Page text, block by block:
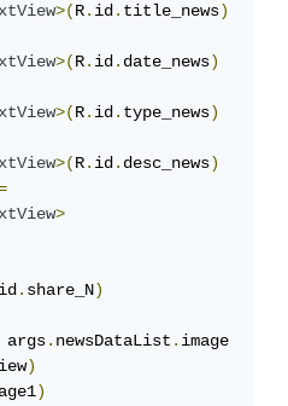
>(R.id.title_news)
>(R.id.date_news)
>(R.id.type_news)
>(R.id.desc_news)
=
>
id.share_N)
args.newsDataList.image
)
)